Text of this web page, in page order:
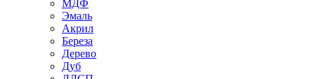
МДФ
Эмаль
Акрил
Береза
Дерево
Дуб